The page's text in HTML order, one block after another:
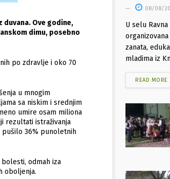
duvana. Ove godine,
dimu, posebno
po zdravlje i oko 70
u mnogim
sa niskim i srednjim
umire osam miliona
rezultati istraživanja
pušilo 36% punoletnih
odmah iza
oboljenja.
08/08/
U selu
zanata,
mladima iz
READ MORE